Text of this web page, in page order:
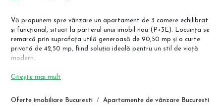
Oferte imobiliare Bucuresti Apartamente de vânzare Bucuresti
Vă propunem spre vânzare un apartament de 3 camere echilibrat
și funcțional, situat la parterul unui imobil nou (P+3E). Locuința se
remarcă prin suprafața utilă generoasă de 90,50 mp și o curte
privată de 42,50 mp, fiind soluția ideală pentru un stil de viață
modern.
📍 Locație și Avantaje:
Shopping & Facilități: Acces rapid la Complexul Comercial Pallady
Citește mai mult